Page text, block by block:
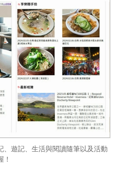
、遊記、生活與閱讀隨筆以及活動